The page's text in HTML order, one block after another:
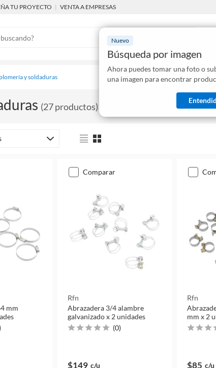
TU PROYECTO | VENTA A EMPRESAS
Nuevo
Búsqueda por imagen
Ahora puedes tomar una foto o
una imagen para encontrar
y soldaduras
(27productos)
mm
comparar
Rfn
Abrazadera 3/4 alambre
galvanizado x 2 unidades
(0)
$149 c/u
Rfn
mm x 2
$85 c/u